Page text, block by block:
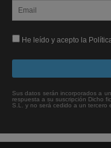
He leído y acepto la
Sus datos serán incorporados a
respuesta a su suscripción Dicho
S.L. y no será cedido a un tercero